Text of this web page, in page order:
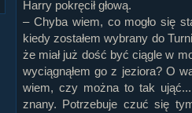
Harry pokręcił głową.
– Chyba wiem, co mogło się
kiedy zostałem wybrany do
że miał już dość być ciągle w
wyciągnąłem go z jeziora? O
wiem, czy można to tak
znany. Potrzebuje czuć się